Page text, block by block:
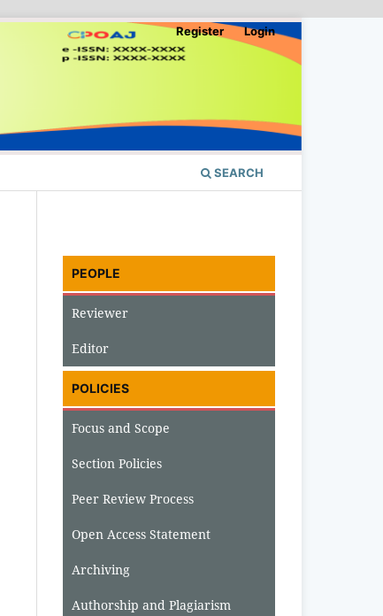
SEARCH
Register Login
PEOPLE
Reviewer
Editor
POLICIES
Focus and Scope
Section Policies
Peer Review Process
Open Access Statement
Archiving
Authorship and Plagiarism